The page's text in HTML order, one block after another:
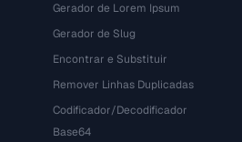
Gerador de Lorem Ipsum
Gerador de Slug
Encontrar e Substituir
Remover Linhas Duplicadas
Codificador/Decodificador
Base64